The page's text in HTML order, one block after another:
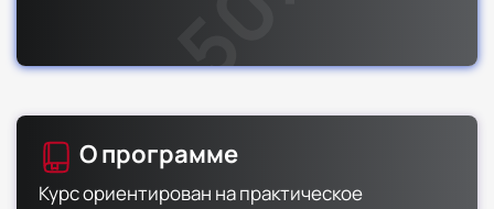
О программе
Курс ориентирован на практическое